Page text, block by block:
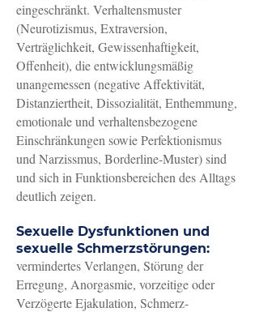
eingeschränkt. Verhaltensmuster
(Neurotizismus, Extraversion,
Verträglichkeit, Gewissenhaftigkeit,
Offenheit), die entwicklungsmäßig
unangemessen (negative Affektivität,
Distanziertheit, Dissozialität, Enthemmung,
emotionale und verhaltensbezogene
Einschränkungen sowie Perfektionismus
und Narzissmus, Borderline-Muster) sind
und sich in Funktionsbereichen des Alltags
deutlich zeigen.
Sexuelle Dysfunktionen und
sexuelle Schmerzstörungen:
vermindertes Verlangen, Störung der
Erregung, Anorgasmie, vorzeitige oder
Verzögerte Ejakulation, Schmerz-